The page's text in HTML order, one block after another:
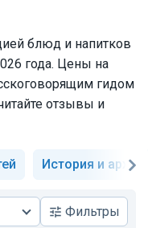
блюд и напитков
года. Цены на
гидом
отзывы и
История и
Фильтры